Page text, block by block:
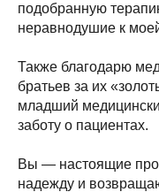
подобранную
неравнодушие к
Также благодарю
братьев за их
младший
заботу о пациентах.
Вы — настоящие
надежду и